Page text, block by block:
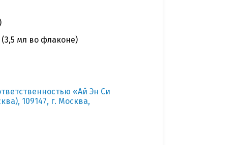
мл во флаконе)
«Ай Эн Си
109147, г. Москва,